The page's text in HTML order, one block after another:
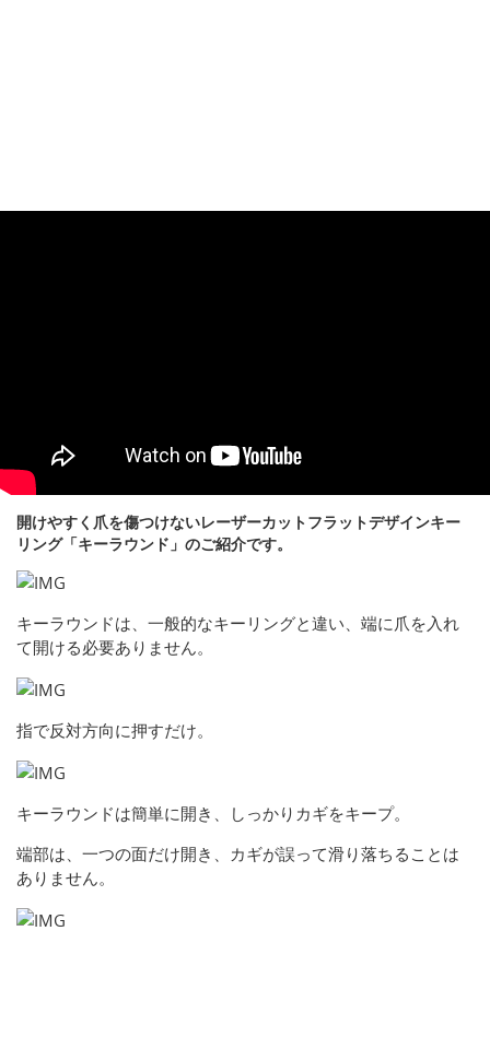
開けやすく爪を傷つけないレーザーカットフラットデザインキー
リング「キーラウンド」のご紹介です。
キーラウンドは、一般的なキーリングと違い、端に爪を入れ
て開ける必要ありません。
指で反対方向に押すだけ。
キーラウンドは簡単に開き、しっかりカギをキープ。
端部は、一つの面だけ開き、カギが誤って滑り落ちることは
ありません。